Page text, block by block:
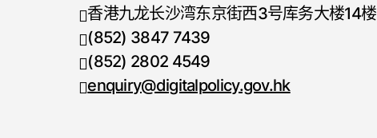
香港九龙长沙湾东京街西3号库务大楼14楼
电话号码
(852) 3847 7439
传真号码
(852) 2802 4549
enquiry@digitalpolicy.gov.hk